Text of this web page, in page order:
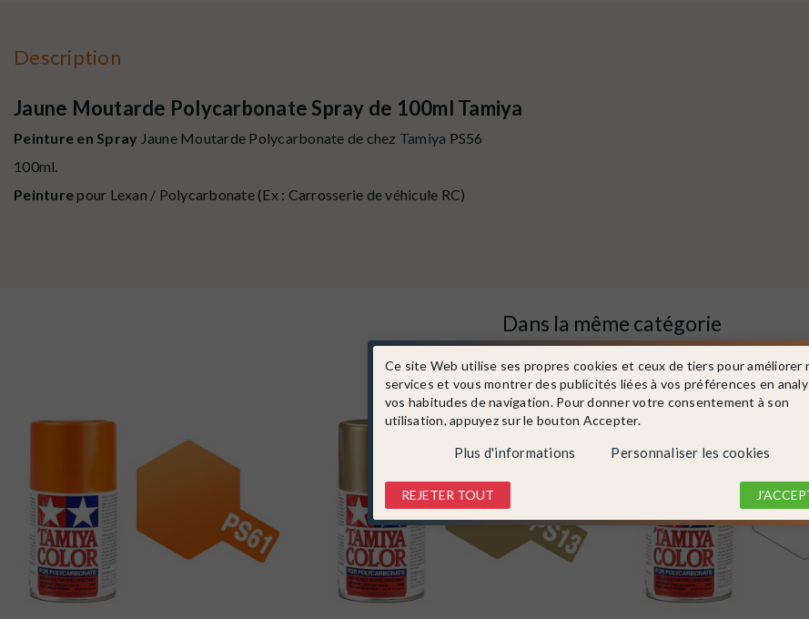
Description
Jaune Moutarde Polycarbonate Spray de 100ml Tamiya
Peinture en Spray Jaune Moutarde Polycarbonate de chez Tamiya PS56
100ml.
Peinturepour Lexan / Polycarbonate (Ex : Carrosserie de véhicule RC)
Dans la même catégorie
Ce site Web utilise ses propres cookies et ceux de tiers pour améliorer
services et vous montrer des publicités liées à vos préférences en
vos habitudes de navigation. Pour donner votre consentement à son
utilisation, appuyez sur le bouton Accepter.
Plus d'informations Personnaliser les cookies
REJETER TOUT